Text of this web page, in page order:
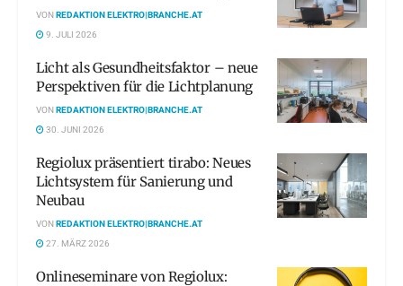
VONREDAKTION ELEKTRO|BRANCHE.AT
9. JULI 2026
Licht als Gesundheitsfaktor – neue
Perspektiven für die Lichtplanung
VONREDAKTION ELEKTRO|BRANCHE.AT
30. JUNI 2026
Regiolux präsentiert tirabo: Neues
Lichtsystem für Sanierung und
Neubau
VONREDAKTION ELEKTRO|BRANCHE.AT
27. MÄRZ 2026
Onlineseminare von Regiolux: